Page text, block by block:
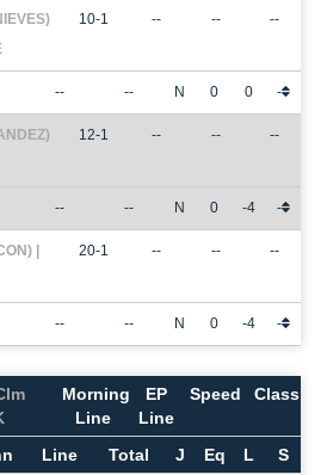
10-1 -- -- --
-- -- N 0 0 -
12-1 -- -- --
-- -- N 0 -4 -
|
20-1 -- -- --
-- -- N 0 -4 -
Morning
Line
EP
Line
Speed Class
Line Total J Eq L S